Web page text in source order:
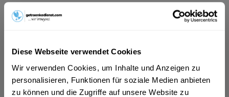
Diese Webseite verwendet Cookies
Wir verwenden Cookies, um Inhalte und Anzeigen zu
personalisieren, Funktionen für soziale Medien anbieten
zu können und die Zugriffe auf unsere Website zu
ab 11,59 € *
inkl. MwSt.ggf. zzgl. Erschwerniszuschlag
MEHRWEG
+2,74 € Pfand